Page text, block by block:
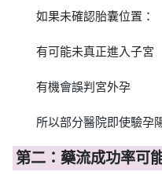
如果未確認胎囊位置：
有可能未真正進入子宮
有機會誤判宮外孕
所以部分醫院即使驗孕
第二：藥流成功率可